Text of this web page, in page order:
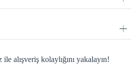
alışveriş kolaylığını yakalayın!